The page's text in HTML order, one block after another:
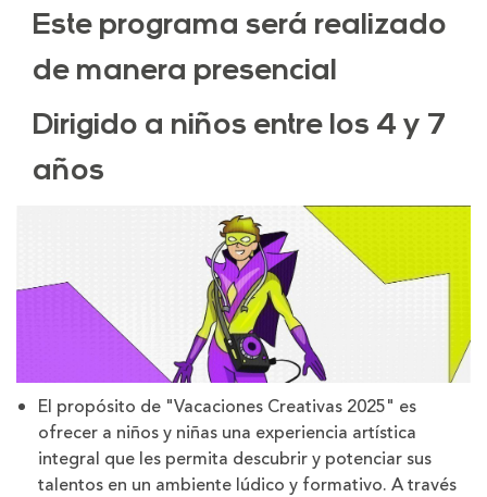
Este programa será realizado
de manera presencial
Dirigido a niños entre los 4 y 7
años
El propósito de "Vacaciones Creativas 2025" es
ofrecer a niños y niñas una experiencia artística
integral que les permita descubrir y potenciar sus
talentos en un ambiente lúdico y formativo. A través